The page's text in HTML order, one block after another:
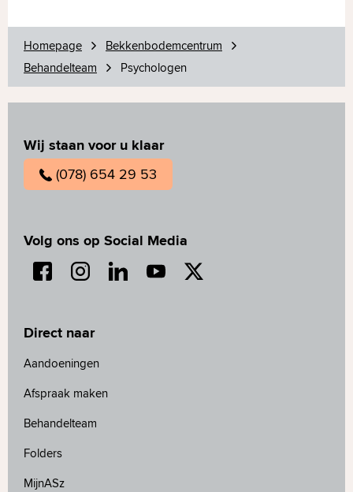
Homepage
Bekkenbodemcentrum
Behandelteam
Psychologen
Wij staan voor u klaar
(078) 654 29 53
Volg ons op Social Media
Direct naar
Aandoeningen
Afspraak maken
Behandelteam
Folders
MijnASz